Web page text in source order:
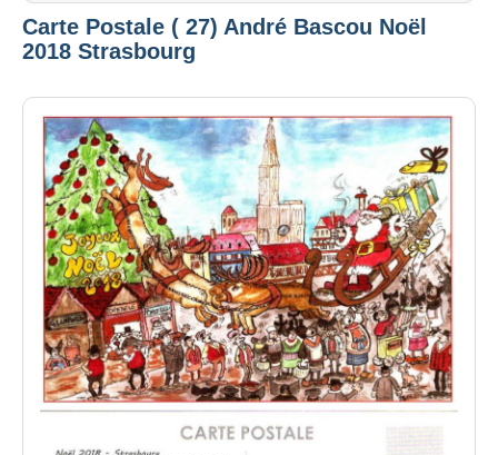
Carte Postale ( 27) André Bascou Noël
2018 Strasbourg